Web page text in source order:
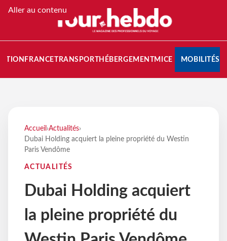
Aller au contenu
FRANCETRANSPORT HÉBERGEMENTMICE MOBILITÉS
Accueil ›Actualités›
Dubai Holding acquiert la pleine propriété du Westin
Paris Vendôme
ACTUALITÉS
Dubai Holding acquiert
la pleine propriété du